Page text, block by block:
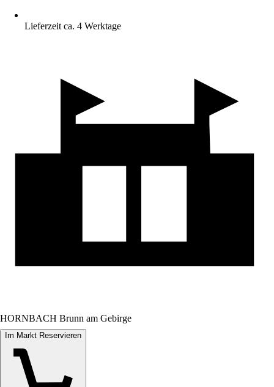
Lieferzeit ca. 4 Werktage
HORNBACH Brunn am Gebirge
Im Markt Reservieren